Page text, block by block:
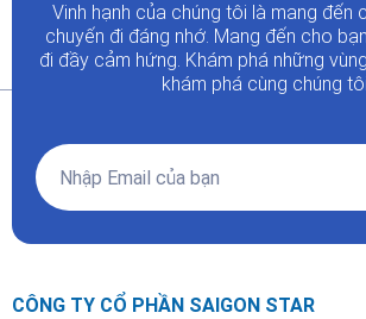
Vinh hạnh của chúng tôi là mang đến
chuyến đi đáng nhớ. Mang đến cho
đi đầy cảm hứng. Khám phá những
khám phá cùng chúng
CÔNG TY CỔ PHẦN SAIGON STAR